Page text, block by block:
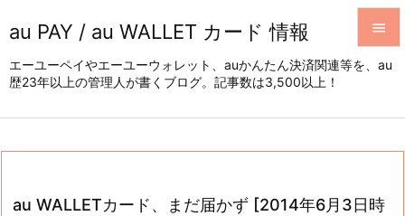
au PAY / au WALLET カード 情報
エーユーペイやエーユーウォレット、auかんたん決済関連等を、au
歴23年以上の管理人が書くブログ。記事数は3,500以上！




au WALLETカード、まだ届かず [2014年6月3日時